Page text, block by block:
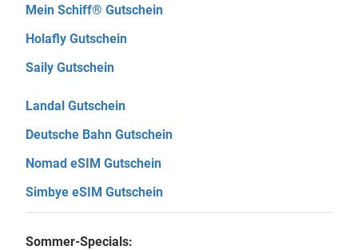
Mein Schiff® Gutschein
Holafly Gutschein
Saily Gutschein
Landal Gutschein
Deutsche Bahn Gutschein
Nomad eSIM Gutschein
Simbye eSIM Gutschein
Sommer-Specials: